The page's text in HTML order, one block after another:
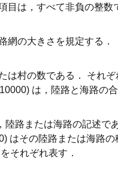
目は，すべて非負の整
網の大きさを規定する．
は村の数である． それ
は，陸路と海路の合
陸路または海路の記述で
はその陸路または海路の
それぞれ表す．